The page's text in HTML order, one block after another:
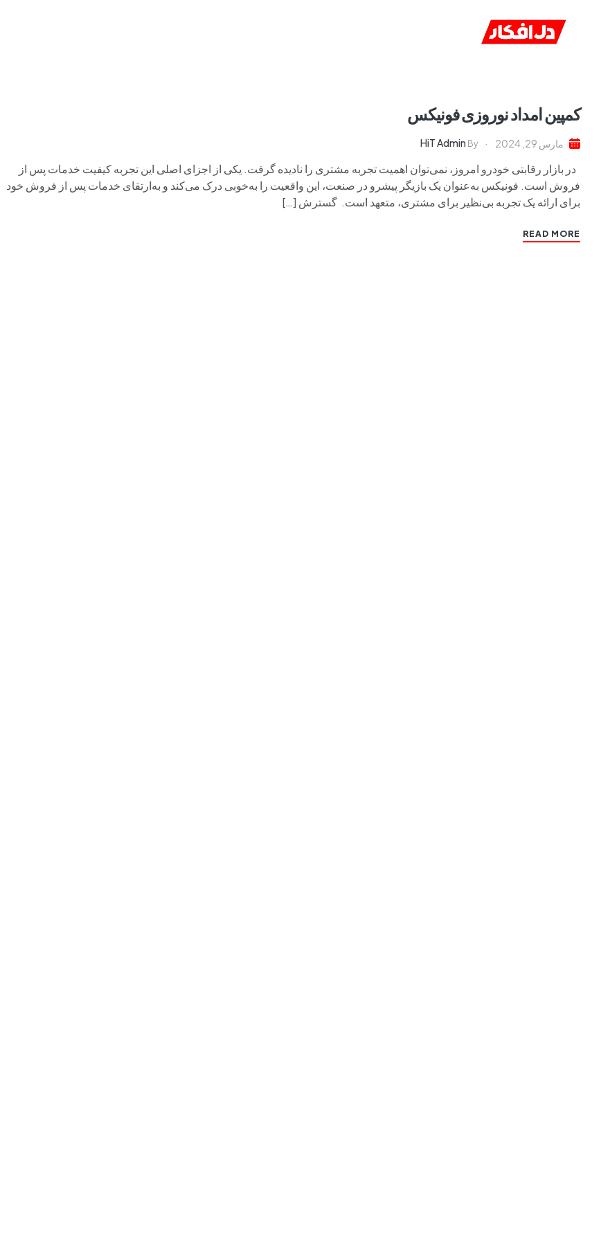
کمپین امداد نوروزی فونیکس
مارس 29, 2024 By
HiT Admin
در بازار رقابتی خودرو امروز، نمی‌توان اهمیت تجربه مشتری را نادیده گرفت. یکی از اجزای اصلی این تجربه کیفیت خدمات پس از
فروش است. فونیکس به‌عنوان یک بازیگر پیشرو در صنعت، این واقعیت را به‌خوبی درک می‌کند و به‌ارتقای خدمات پس از فروش خود
برای ارائه یک تجربه بی‌نظیر برای مشتری، متعهد است. گسترش […]
READ MORE